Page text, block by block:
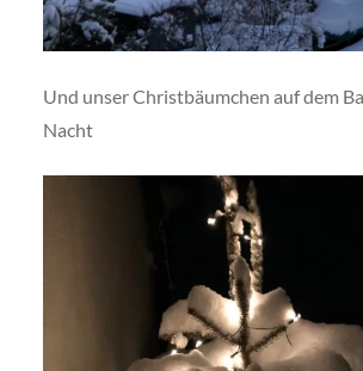
Und unser Christbäumchen auf dem
Nacht